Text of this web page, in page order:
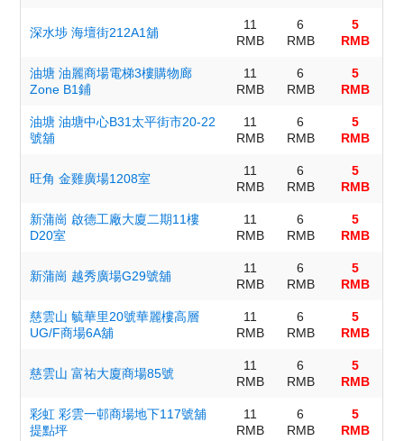
深水埗 海壇街212A1舖
11
RMB
6
RMB
5
RMB
油塘 油麗商場電梯3樓購物廊
Zone B1鋪
11
RMB
6
RMB
5
RMB
油塘 油塘中心B31太平街市20-22
號舖
11
RMB
6
RMB
5
RMB
旺角 金雞廣場1208室
11
RMB
6
RMB
5
RMB
新蒲崗 啟德工廠大廈二期11樓
D20室
11
RMB
6
RMB
5
RMB
新蒲崗 越秀廣場G29號舖
11
RMB
6
RMB
5
RMB
慈雲山 毓華里20號華麗樓高層
UG/F商場6A舖
11
RMB
6
RMB
5
RMB
慈雲山 富祐大廈商場85號
11
RMB
6
RMB
5
RMB
彩虹 彩雲一邨商場地下117號舖
提點坪
11
RMB
6
RMB
5
RMB